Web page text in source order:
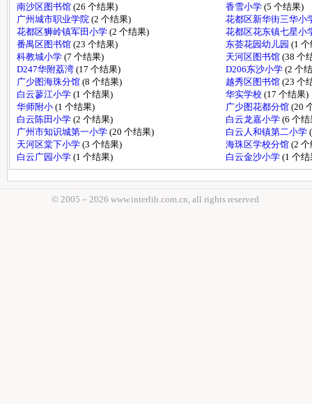
南沙区图书馆 (26 个结果) 香雪小学 (5 个结果)
广州城市职业学院 (2 个结果)
花都区新华街三华小
花都区狮岭镇军田小学 (2 个结果)
花都区花东镇七星小
番禺区图书馆 (23 个结果) 东荟花园幼儿园 (1
科教城小学 (7 个结果) 天河区图书馆 (38 个
D247华附荔湾 (17 个结果) D206东沙小学 (2 个
广少图海珠分馆 (8 个结果) 越秀区图书馆 (23 个
白云蓼江小学 (1 个结果) 华实学校 (17 个结果)
华师附小 (1 个结果) 广少图花都分馆 (20
白云陈田小学 (2 个结果) 白云龙嘉小学 (6 个结
广州市知识城第一小学 (20 个结果) 白云人和镇第二小学
天河区棠下小学 (3 个结果) 海珠区学校分馆 (2
白云广园小学 (1 个结果) 白云金沙小学 (1 个结
© 2005－ 2026 www.interlib.com.cn, all rights reserved